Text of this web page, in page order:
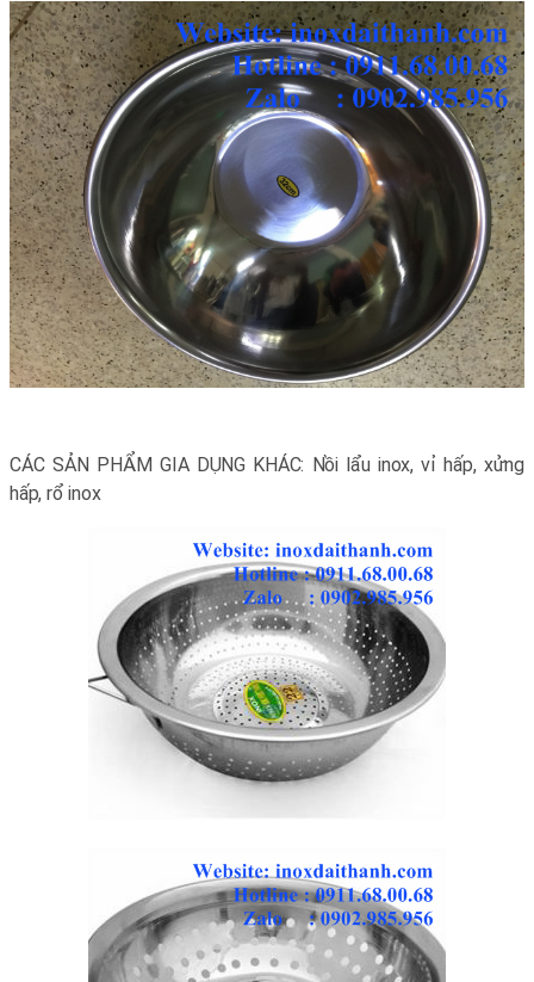
CÁC SẢN PHẨM GIA DỤNG KHÁC: Nồi lẩu inox, vỉ hấp, xửng
hấp, rổ inox